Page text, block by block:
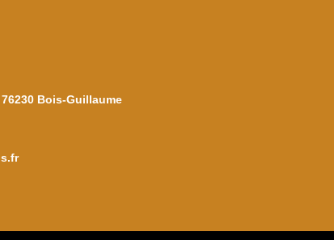
Bois-Guillaume